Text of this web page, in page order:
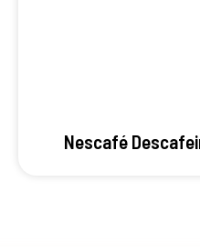
Nescafé